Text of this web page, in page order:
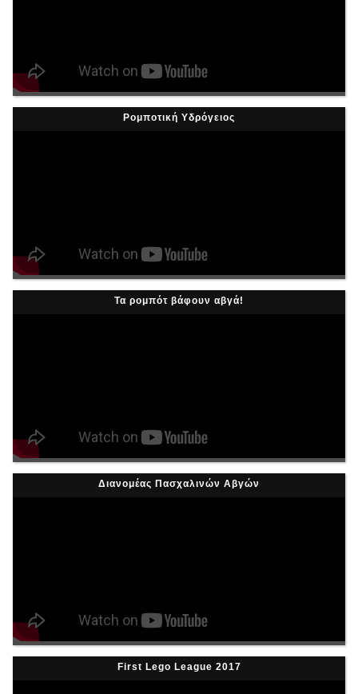
Ρομποτική Υδρόγειος
Τα ρομπότ βάφουν αβγά!
Διανομέας Πασχαλινών Αβγών
First Lego League 2017